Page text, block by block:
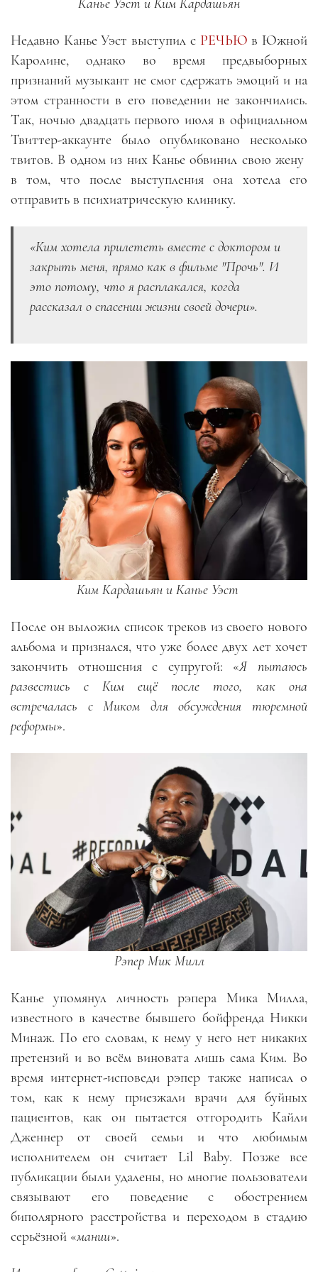
Канье Уэст и Ким Кардашьян
Недавно Канье Уэст выступил с РЕЧЬЮ в Южной
Каролине, однако во время предвыборных
признаний музыкант не смог сдержать эмоций и на
этом странности в его поведении не закончились.
Так, ночью двадцать первого июля в официальном
Твиттер-аккаунте было опубликовано несколько
твитов. В одном из них Канье обвинил свою жену
в том, что после выступления она хотела его
отправить в психиатрическую клинику.
«Ким хотела прилететь вместе с доктором и
закрыть меня, прямо как в фильме "Прочь". И
это потому, что я расплакался, когда
рассказал о спасении жизни своей дочери».
Ким Кардашьян и Канье Уэст
После он выложил список треков из своего нового
альбома и признался, что уже более двух лет хочет
закончить отношения с супругой: «Я пытаюсь
развестись с Ким ещё после того, как она
встречалась с Миком для обсуждения тюремной
реформы».
Рэпер Мик Милл
Канье упомянул личность рэпера Мика Милла,
известного в качестве бывшего бойфренда Никки
Минаж. По его словам, к нему у него нет никаких
претензий и во всём виновата лишь сама Ким. Во
время интернет-исповеди рэпер также написал о
том, как к нему приезжали врачи для буйных
пациентов, как он пытается отгородить Кайли
Дженнер от своей семьи и что любимым
исполнителем он считает Lil Baby. Позже все
публикации были удалены, но многие пользователи
связывают его поведение с обострением
биполярного расстройства и переходом в стадию
серьёзной «мании».